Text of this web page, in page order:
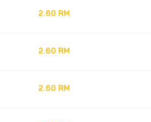
2.60 RM
2.60 RM
2.60 RM